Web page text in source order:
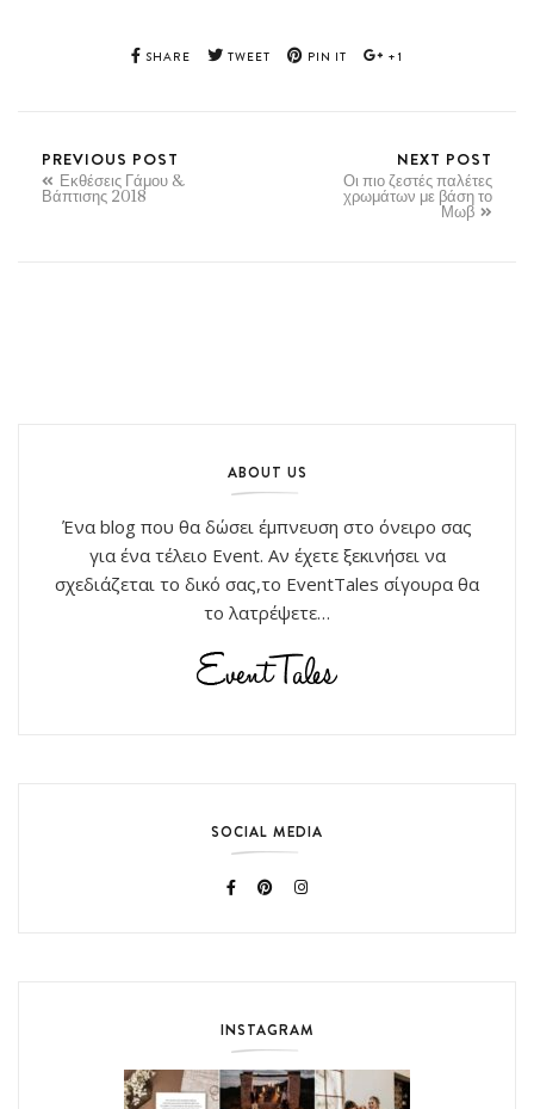
SHARE TWEET PIN IT +1
PREVIOUS POST
Εκθέσεις Γάμου &
Βάπτισης 2018
NEXT POST
Οι πιο ζεστές παλέτες
χρωμάτων με βάση το
Μωβ
ABOUT US
Ένα blog που θα δώσει έμπνευση στο όνειρο σας
για ένα τέλειο Event. Αν έχετε ξεκινήσει να
σχεδιάζεται το δικό σας,το EventTales σίγουρα θα
το λατρέψετε…
SOCIAL MEDIA
INSTAGRAM